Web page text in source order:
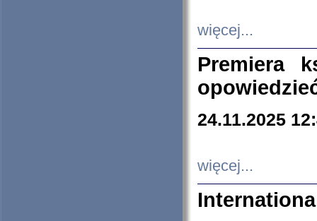
więcej...
Premiera
24.11.2025
więcej...